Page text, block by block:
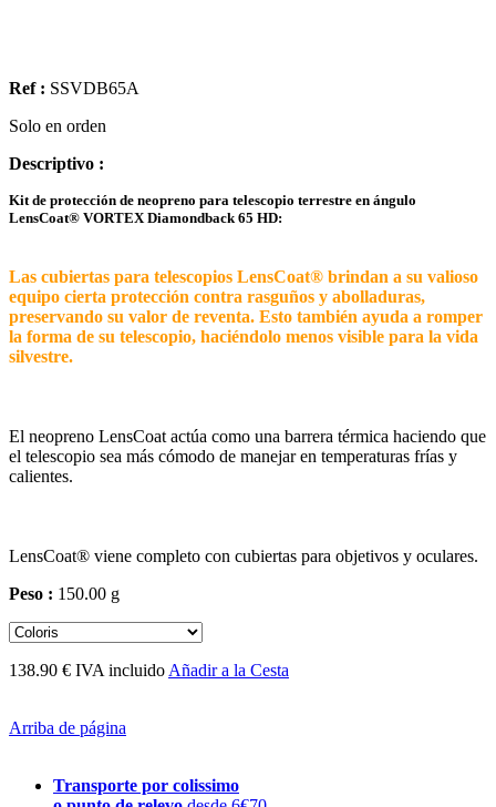
Ref : SSVDB65A
Solo en orden
Descriptivo :
Kit de protección de neopreno para telescopio terrestre en ángulo
LensCoat® VORTEX Diamondback 65 HD:
Las cubiertas para telescopios LensCoat® brindan a su valioso
equipo cierta protección contra rasguños y abolladuras,
preservando su valor de reventa. Esto también ayuda a romper
la forma de su telescopio, haciéndolo menos visible para la vida
silvestre.
El neopreno LensCoat actúa como una barrera térmica haciendo que
el telescopio sea más cómodo de manejar en temperaturas frías y
calientes.
LensCoat® viene completo con cubiertas para objetivos y oculares.
Peso : 150.00 g
138.90 € IVA incluido Añadir a la Cesta
Arriba de página
Transporte por colissimo